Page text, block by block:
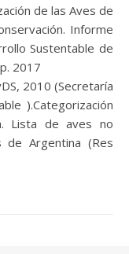
de las Aves de
Informe
Sustentable de
2017
2010 (Secretaría
).Categorización
Lista de aves no
de Argentina (Res